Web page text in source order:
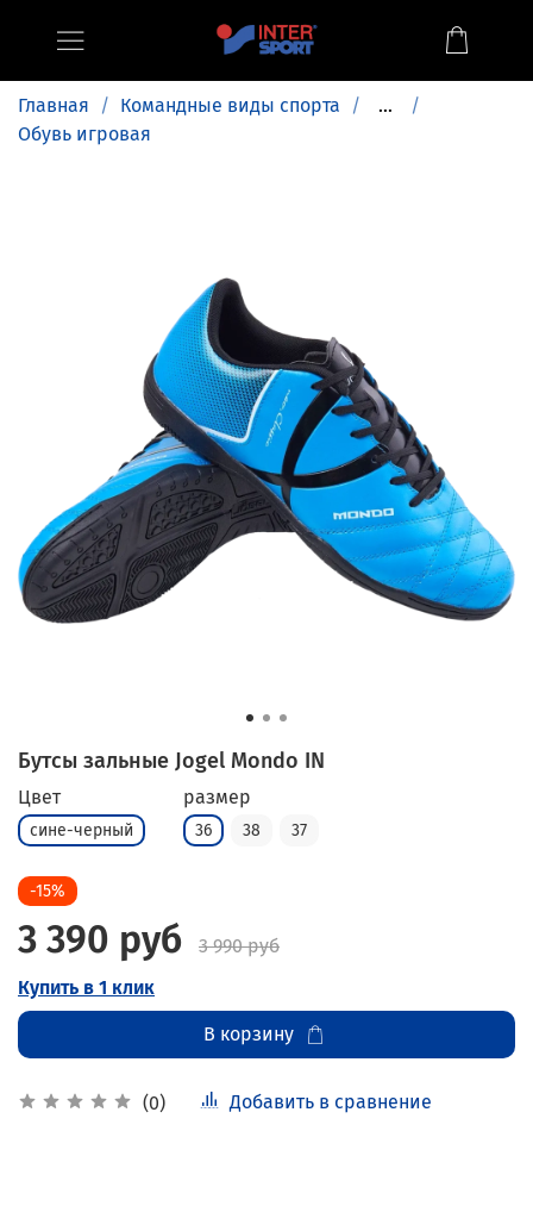
Главная Командные виды спорта
...
Обувь игровая
Бутсы зальные Jogel Mondo IN
(0) Добавить в сравнение
Цвет
сине-черный
размер
36 38 37
-15%
3 390 руб
3 990 руб
Купить в 1 клик
В корзину